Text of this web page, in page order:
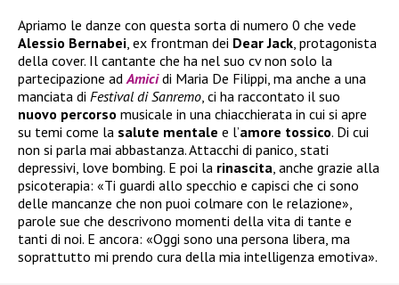
Apriamo le danze con questa sorta di numero 0 che vede
Alessio Bernabei, ex frontman dei Dear Jack, protagonista
della cover. Il cantante che ha nel suo cv non solo la
partecipazione adAmici di Maria De Filippi, ma anche a una
manciata di Festival di Sanremo, ci ha raccontato il suo
nuovo percorso musicale in una chiacchierata in cui si apre
su temi come la salute mentale e l’amore tossico. Di cui
non si parla mai abbastanza. Attacchi di panico, stati
depressivi, love bombing. E poi la rinascita, anche grazie alla
psicoterapia: «Ti guardi allo specchio e capisci che ci sono
delle mancanze che non puoi colmare con le relazione»,
parole sue che descrivono momenti della vita di tante e
tanti di noi. E ancora: «Oggi sono una persona libera, ma
soprattutto mi prendo cura della mia intelligenza emotiva».